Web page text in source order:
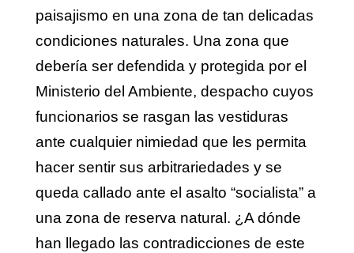
paisajismo en una zona de tan delicadas
condiciones naturales. Una zona que
debería ser defendida y protegida por el
Ministerio del Ambiente, despacho cuyos
funcionarios se rasgan las vestiduras
ante cualquier nimiedad que les permita
hacer sentir sus arbitrariedades y se
queda callado ante el asalto “socialista” a
una zona de reserva natural. ¿A dónde
han llegado las contradicciones de este